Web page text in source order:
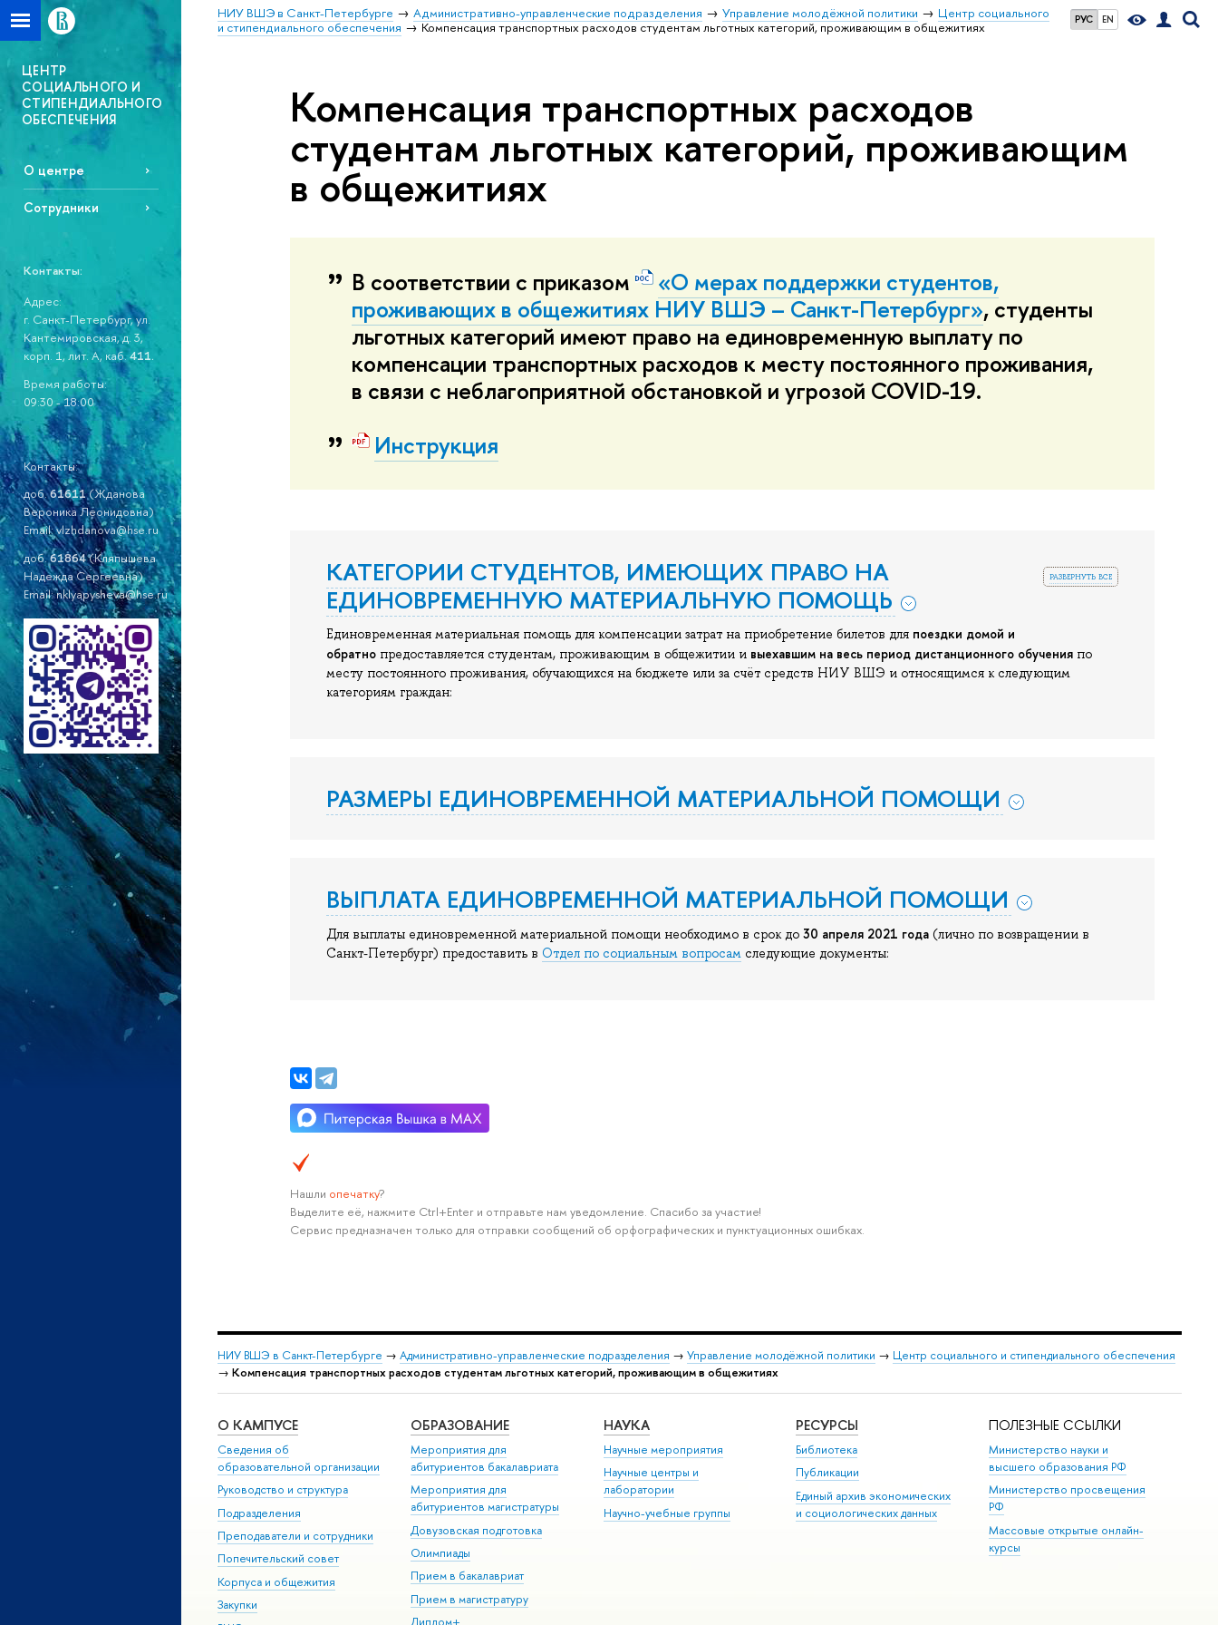
РУС EN
НИУ ВШЭ в Санкт-Петербурге Административно-управленческие подразделения Управление молодёжной политики
Центр социального
и стипендиального обеспечения
Компенсация транспортных расходов студентам льготных категорий, проживающим в общежитиях
ЦЕНТР
СОЦИАЛЬНОГО И
СТИПЕНДИАЛЬНОГО
ОБЕСПЕЧЕНИЯ
О центре
Сотрудники
Контакты:
Адрес:
г. Санкт-Петербург, ул.
Кантемировская, д. 3,
корп. 1, лит. А, каб.411.
Время работы:
09:30 - 18:00
Контакты:
доб.61611(Жданова
Вероника Леонидовна)
Email: vlzhdanova@hse.ru
доб.61864(Кляпышева
Надежда Сергеевна)
Email: nklyapysheva@hse.ru
Компенсация транспортных расходов
студентам льготных категорий, проживающим
в общежитиях
В соответствии с приказом
«О мерах поддержки студентов,
проживающих в общежитиях НИУ ВШЭ – Санкт-Петербург», студенты
льготных категорий имеют право на единовременную выплату по
компенсации транспортных расходов к месту постоянного проживания,
в связи с неблагоприятной обстановкой и угрозой COVID-19.
Инструкция
развернуть все
КАТЕГОРИИ СТУДЕНТОВ, ИМЕЮЩИХ ПРАВО НА
ЕДИНОВРЕМЕННУЮ МАТЕРИАЛЬНУЮ ПОМОЩЬ
Единовременная материальная помощь для компенсации затрат на приобретение билетов для поездки домой и
обратнопредоставляется студентам, проживающим в общежитии и выехавшим на весь период дистанционного обученияпо
месту постоянного проживания, обучающихся на бюджете или за счёт средств НИУ ВШЭ и относящимся к следующим
категориям граждан:
РАЗМЕРЫ ЕДИНОВРЕМЕННОЙ МАТЕРИАЛЬНОЙ ПОМОЩИ
ВЫПЛАТА ЕДИНОВРЕМЕННОЙ МАТЕРИАЛЬНОЙ ПОМОЩИ
Для выплаты единовременной материальной помощи необходимо в срок до 30 апреля 2021 года(лично по возвращении в
Санкт-Петербург) предоставить в Отдел по социальным вопросам следующие документы:
Нашли опечатку?
Выделите её, нажмите Ctrl+Enter и отправьте нам уведомление. Спасибо за участие!
Сервис предназначен только для отправки сообщений об орфографических и пунктуационных ошибках.
НИУ ВШЭ в Санкт-Петербурге → Административно-управленческие подразделения → Управление молодёжной политики → Центр социального и стипендиального обеспечения
→ Компенсация транспортных расходов студентам льготных категорий, проживающим в общежитиях
О КАМПУСЕ
Сведения об
образовательной организации
Руководство и структура
Подразделения
Преподаватели и сотрудники
Попечительский совет
Корпуса и общежития
Закупки
ОБРАЗОВАНИЕ
Мероприятия для
абитуриентов бакалавриата
Мероприятия для
абитуриентов магистратуры
Довузовская подготовка
Олимпиады
Прием в бакалавриат
Прием в магистратуру
НАУКА
Научные мероприятия
Научные центры и
лаборатории
Научно-учебные группы
РЕСУРСЫ
Библиотека
Публикации
Единый архив экономических
и социологических данных
ПОЛЕЗНЫЕ ССЫЛКИ
Министерство науки и
высшего образования РФ
Министерство просвещения
РФ
Массовые открытые онлайн-
курсы